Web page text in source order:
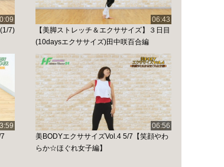
7)
06:43
【美脚ストレッチ＆エクササイズ】３日目
(10daysエクササイズ)田中咲百合編
06:56
美BODYエクササイズVol.4 5/7【笑顔やわ
らか☆ほぐれ女子編】